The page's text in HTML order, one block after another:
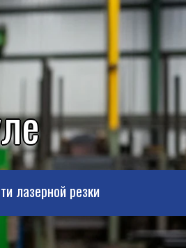
лазерной резки